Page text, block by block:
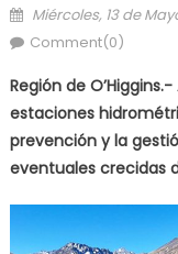
Posted on
Miércoles, 13 de
Comment(0)
Región de
estaciones
prevención y la
eventuales crecidas